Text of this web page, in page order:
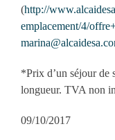
(http://
emplacement/4/
*Prix d’un séjour de
longueur. TVA non
09/10/2017